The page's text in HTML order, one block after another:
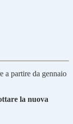
a partire da gennaio
la nuova